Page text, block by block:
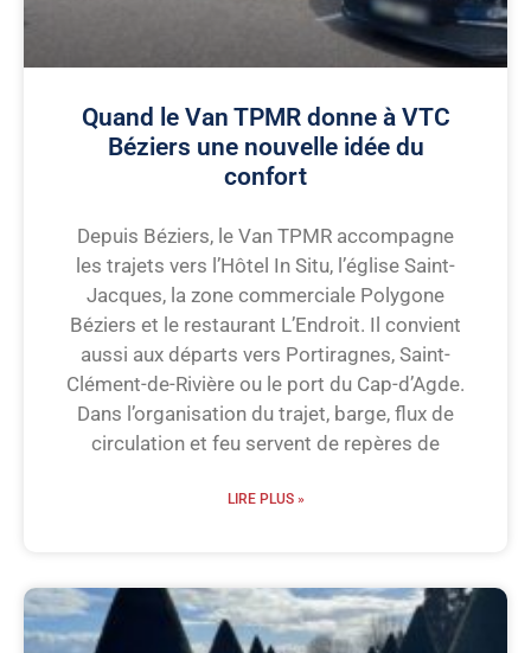
Quand le Van TPMR donne à VTC
Béziers une nouvelle idée du
confort
Depuis Béziers, le Van TPMR accompagne
les trajets vers l’Hôtel In Situ, l’église Saint-
Jacques, la zone commerciale Polygone
Béziers et le restaurant L’Endroit. Il convient
aussi aux départs vers Portiragnes, Saint-
Clément-de-Rivière ou le port du Cap-d’Agde.
Dans l’organisation du trajet, barge, flux de
circulation et feu servent de repères de
LIRE PLUS »